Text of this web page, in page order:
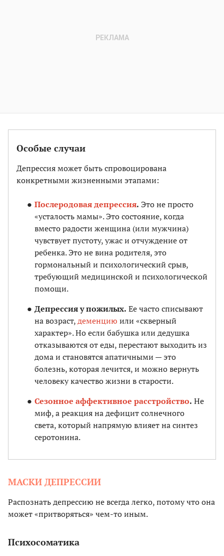
Особые случаи
Депрессия может быть спровоцирована
конкретными жизненными этапами:
Послеродовая депрессия. Это не просто
«усталость мамы». Это состояние, когда
вместо радости женщина (или мужчина)
чувствует пустоту, ужас и отчуждение от
ребенка. Это не вина родителя, это
гормональный и психологический срыв,
требующий медицинской и психологической
помощи.
Депрессия у пожилых. Ее часто списывают
на возраст,деменцию или «скверный
характер». Но если бабушка или дедушка
отказываются от еды, перестают выходить из
дома и становятся апатичными — это
болезнь, которая лечится, и можно вернуть
человеку качество жизни в старости.
Сезонное аффективное расстройство. Не
миф, а реакция на дефицит солнечного
света, который напрямую влияет на синтез
серотонина.
МАСКИ ДЕПРЕССИИ
Распознать депрессию не всегда легко, потому что она
может «притворяться» чем-то иным.
Психосоматика